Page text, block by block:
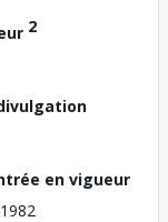
2
en vigueur